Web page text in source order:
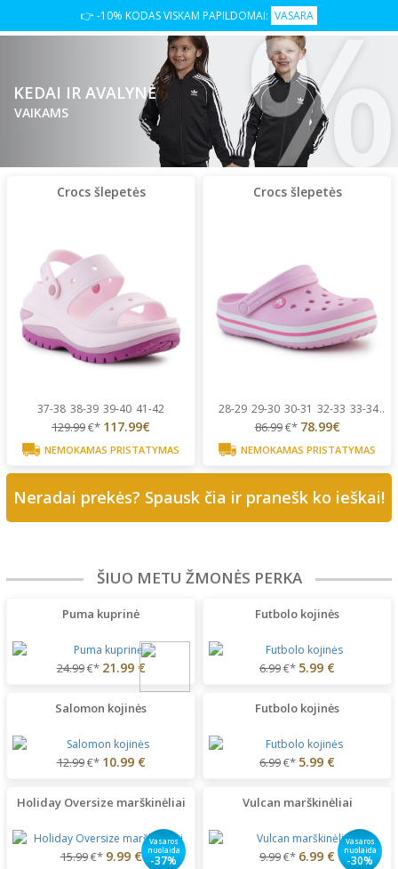
👉 -10% KODAS VISKAM PAPILDOMAI: VASARA
KEDAI IR AVALYNĖ
VAIKAMS
Crocs šlepetės
37-38 38-39 39-40 41-42
129.99€* 117.99€
NEMOKAMAS PRISTATYMAS
Crocs šlepetės
28-29 29-30 30-31 32-33 33-34...
86.99€* 78.99€
NEMOKAMAS PRISTATYMAS
Neradai prekės? Spausk čia ir pranešk ko ieškai!
ŠIUO METU ŽMONĖS PERKA
Puma kuprinė
24.99€* 21.99 €
Futbolo kojinės
6.99€* 5.99 €
Salomon kojinės
12.99€* 10.99 €
Futbolo kojinės
6.99€* 5.99 €
Holiday Oversize marškinėliai
Vasaros
nuolaida
-37%
15.99€* 9.99 €
Vulcan marškinėliai
Vasaros
nuolaida
-30%
9.99€* 6.99 €